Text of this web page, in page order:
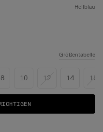
hellblau
Größentabelle
8 10 12 14 16